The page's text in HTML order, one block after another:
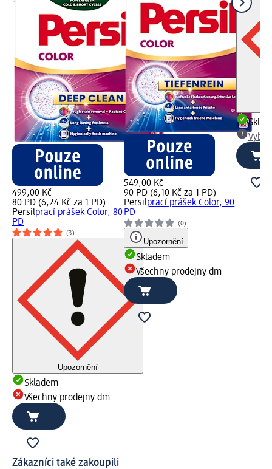
499,00 Kč
80 PD (6,24 Kč za 1 PD)
Persilprací prášek Color, 80
PD
(3)
Upozornění
Skladem
Všechny prodejny dm
549,00 Kč
90 PD (6,10 Kč za 1 PD)
Persilprací prášek Color, 90
PD
(0)
Upozornění
Skladem
Všechny prodejny dm
Zákazníci také zakoupili